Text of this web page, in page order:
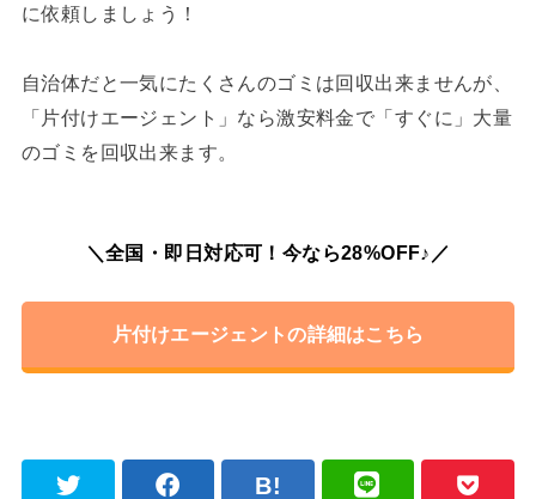
に依頼しましょう！
自治体だと一気にたくさんのゴミは回収出来ませんが、
「片付けエージェント」なら激安料金で「すぐに」大量
のゴミを回収出来ます。
＼全国・即日対応可！今なら28%OFF♪／
片付けエージェントの詳細はこちら